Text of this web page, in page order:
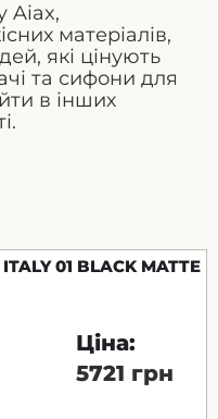
Aiax,
матеріалів,
які цінують
та сифони для
в інших
01 BLACK MATTE
Ціна:
5721 грн